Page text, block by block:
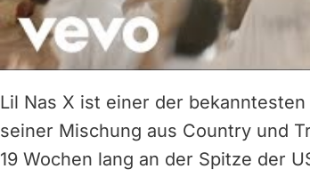
Lil Nas X ist einer der
seiner Mischung aus Country und
19 Wochen lang an der Spitze der